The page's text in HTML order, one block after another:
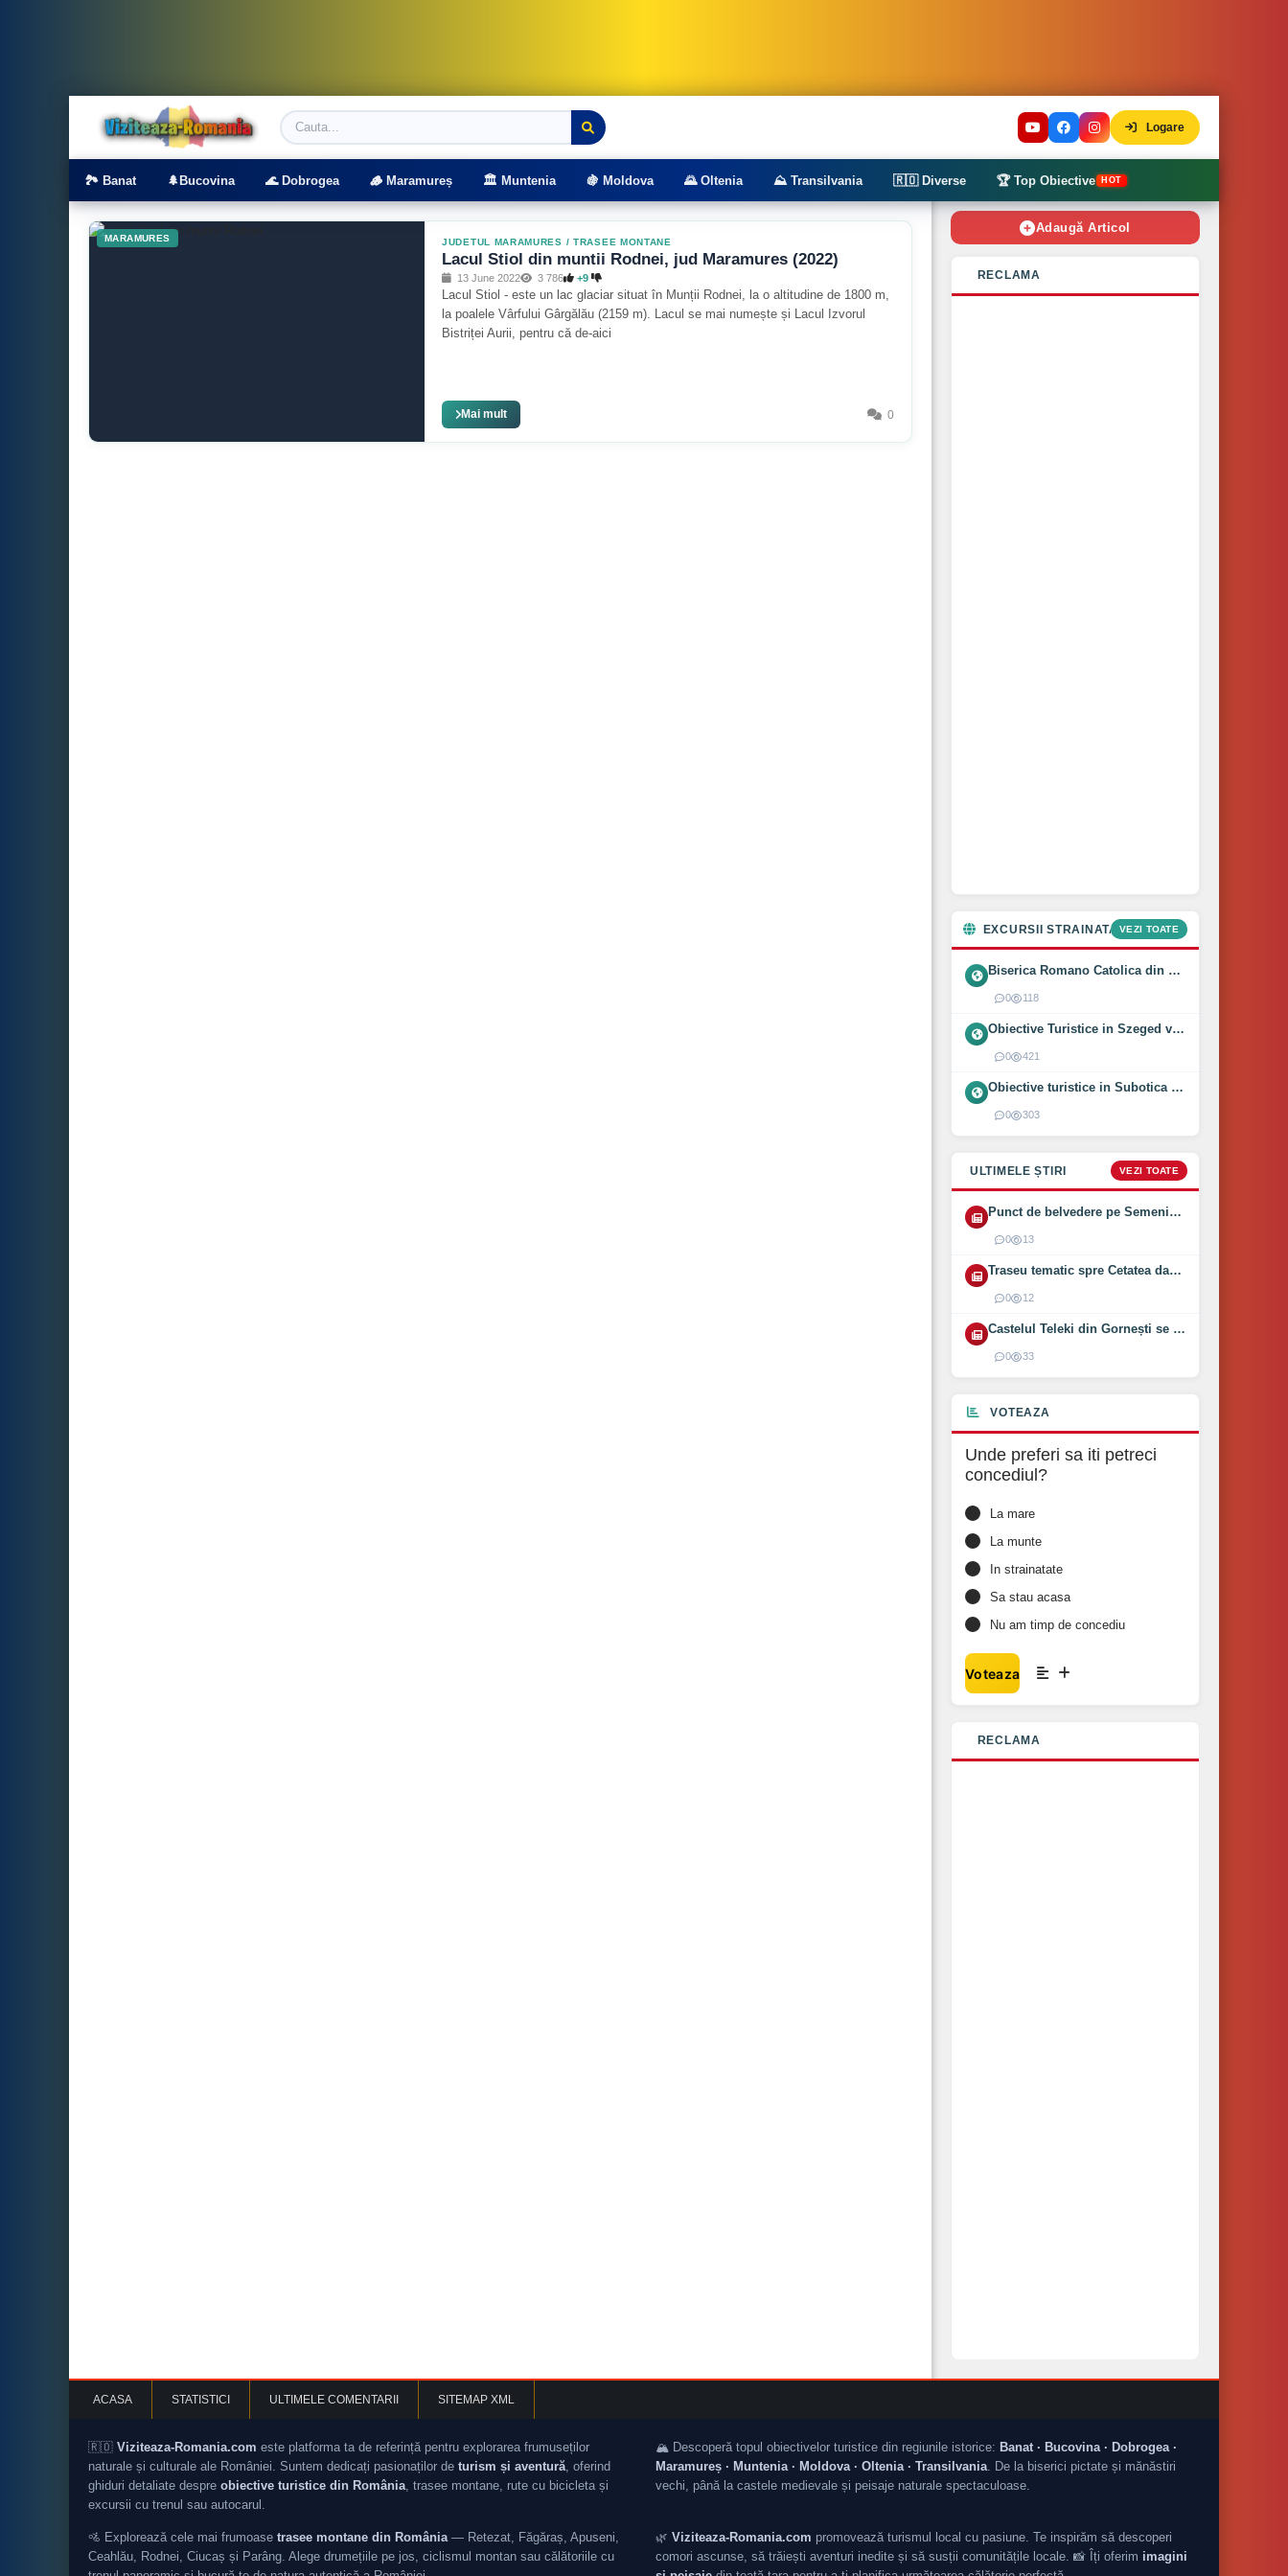
Viziteaza Romania | Obiective Turistice | Trasee montane
Logare
🏞️ Banat 🌲Bucovina 🌊 Dobrogea 🪵 Maramureș 🏛️ Muntenia 🍇 Moldova 🌄 Oltenia ⛰️ Transilvania 🇷🇴 Diverse 🏆 Top Obiective HOT
MARAMURES JUDETUL MARAMURES /TRASEE MONTANE
Lacul Stiol din muntii Rodnei, jud Maramures (2022)
13 June 2022 3 786 +9
Lacul Stiol - este un lac glaciar situat în Munții Rodnei, la o altitudine de 1800 m,
la poalele Vârfului Gârgălău (2159 m). Lacul se mai numește și Lacul Izvorul
Bistriței Aurii, pentru că de-aici
Mai mult 0
Adaugă Articol
RECLAMA
EXCURSII STRAINATATEVEZI TOATE
Biserica Romano Catolica din Óföldeák, Ungaria (2025)
0 118
Obiective Turistice in Szeged vizitate intr-o zi (2024)
0 421
Obiective turistice in Subotica vizitate intr-o zi (2024)
0 303
ULTIMELE ȘTIRI VEZI TOATE
Punct de belvedere pe Semenic inaugurat pe 1 August 2026
0 13
Traseu tematic spre Cetatea dacică Bănița deschis (2026)
0 12
Castelul Teleki din Gornești se redeschide pe 1 august 2026
0 33
VOTEAZA
Unde preferi sa iti petreci
concediul?
La mare
La munte
In strainatate
Sa stau acasa
Nu am timp de concediu
Voteaza
RECLAMA
ACASA STATISTICI ULTIMELE COMENTARII SITEMAP XML
🇷🇴 Viziteaza-Romania.com este platforma ta de referință pentru explorarea frumuseților
naturale și culturale ale României. Suntem dedicați pasionaților de turism și aventură, oferind
ghiduri detaliate despre obiective turistice din România, trasee montane, rute cu bicicleta și
excursii cu trenul sau autocarul.
🏔️ Descoperă topul obiectivelor turistice din regiunile istorice: Banat · Bucovina · Dobrogea ·
Maramureș · Muntenia · Moldova · Oltenia · Transilvania. De la biserici pictate și mănăstiri
vechi, până la castele medievale și peisaje naturale spectaculoase.
🚵 Explorează cele mai frumoase trasee montane din România— Retezat, Făgăraș, Apuseni,
Ceahlău, Rodnei, Ciucaș și Parâng. Alege drumețiile pe jos, ciclismul montan sau călătoriile cu
🌿 Viziteaza-Romania.com promovează turismul local cu pasiune. Te inspirăm să descoperi
comori ascunse, să trăiești aventuri inedite și să susții comunitățile locale. 📸 Îți oferim imagini